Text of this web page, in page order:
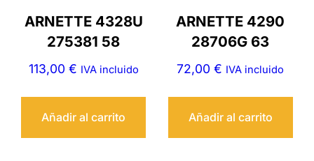
ARNETTE 4328U
275381 58
113,00 € IVA incluido
Añadir al carrito
ARNETTE 4290
28706G 63
72,00€ IVA incluido
Añadir al carrito